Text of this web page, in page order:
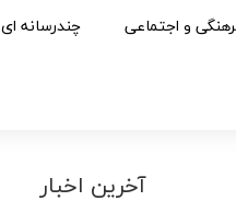
و اجتماعی چندرسانه ای
آخرین اخبار